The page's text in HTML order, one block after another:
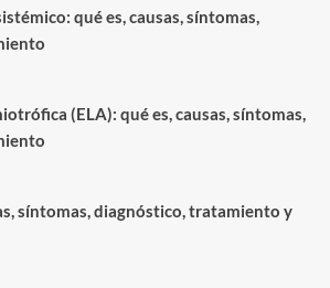
qué es, causas, síntomas,
(ELA): qué es, causas, síntomas,
síntomas, diagnóstico, tratamiento y